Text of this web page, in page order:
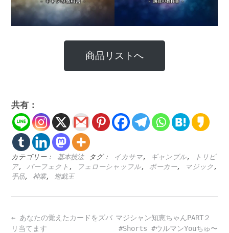
商品リストへ
共有：
カテゴリー： 基本技法 タグ： イカサマ, ギャンブル,
トリビ
ア, パーフェクト , フェローシャッフル, ポーカー, マジック ,
手品, 神業, 遊戯王
Post
navigation
マジシャン知恵ちゃんPART２
#Shorts #ウルマンYouちゅ〜
← あなたの覚えたカードをズバ
リ当てます